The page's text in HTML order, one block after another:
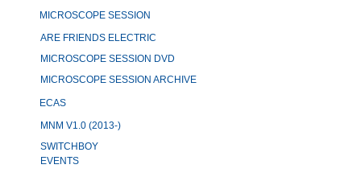
MICROSCOPE SESSION
ARE FRIENDS ELECTRIC
MICROSCOPE SESSION DVD
MICROSCOPE SESSION ARCHIVE
ECAS
MNM V1.0 (2013-)
SWITCHBOY
EVENTS